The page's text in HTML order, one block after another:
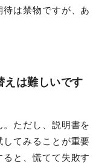
は禁物ですが、あ
えは難しいです
ただし、説明書を
てみることが重要
と、慌てて失敗す